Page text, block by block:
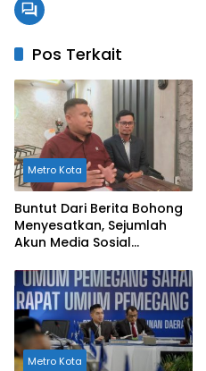
Pos Terkait
Metro Kota
Buntut Dari Berita Bohong
Menyesatkan, Sejumlah
Akun Media Sosial
Metro Kota